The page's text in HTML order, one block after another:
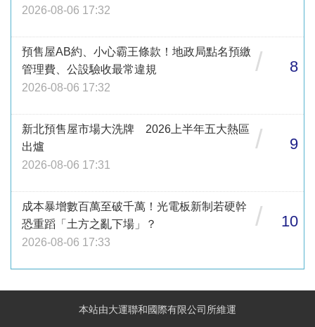
2026-08-06 17:32
預售屋AB約、小心霸王條款！地政局點名預繳
管理費、公設驗收最常違規
2026-08-06 17:32
/ 8
新北預售屋市場大洗牌 2026上半年五大熱區
出爐
2026-08-06 17:31
/ 9
成本暴增數百萬至破千萬！光電板新制若硬幹
恐重蹈「土方之亂下場」？
2026-08-06 17:33
/ 10
本站由大運聯和國際有限公司所維運